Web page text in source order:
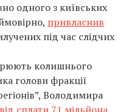
одного з київських
привласнив
під час слідчих
колишнього
голови фракції
Володимира